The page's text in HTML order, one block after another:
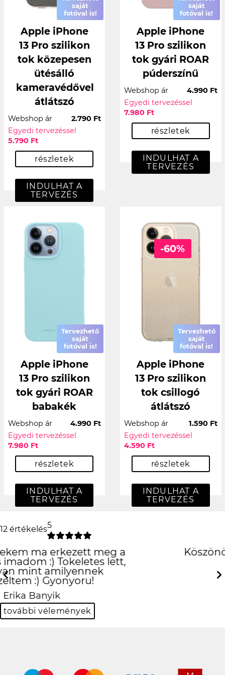
saját
fotóval is!
Apple iPhone
13 Pro szilikon
tok közepesen
ütésálló
kameravédővel
átlátszó
Webshop ár
2.790 Ft
Egyedi tervezéssel
5.790 Ft
részletek
INDULHAT A
TERVEZÉS
saját
fotóval is!
Apple iPhone
13 Pro szilikon
tok gyári ROAR
púderszínű
Webshop ár
4.990 Ft
Egyedi tervezéssel
7.980 Ft
részletek
INDULHAT A
TERVEZÉS
Tervezhető
saját
fotóval is!
Apple iPhone
13 Pro szilikon
tok gyári ROAR
babakék
Webshop ár
4.990 Ft
Egyedi tervezéssel
7.980 Ft
részletek
INDULHAT A
TERVEZÉS
-60%
Tervezhető
saját
fotóval is!
Apple iPhone
13 Pro szilikon
tok csillogó
átlátszó
Webshop ár
1.590 Ft
Egyedi tervezéssel
4.590 Ft
részletek
INDULHAT A
TERVEZÉS
12 értékelés5
Köszönöm szépen király
lett!!
Balázs Halász
Previous
további vélemények